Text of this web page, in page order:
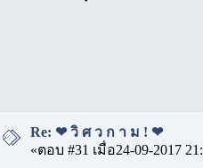
Re: ❤ วิ ศ ว ก า ม ! ❤
«ตอบ #31 เมื่อ24-09-2017